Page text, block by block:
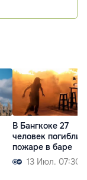
В Бангкоке 27
человек погибли
пожаре в баре
13 Июл. 07:30